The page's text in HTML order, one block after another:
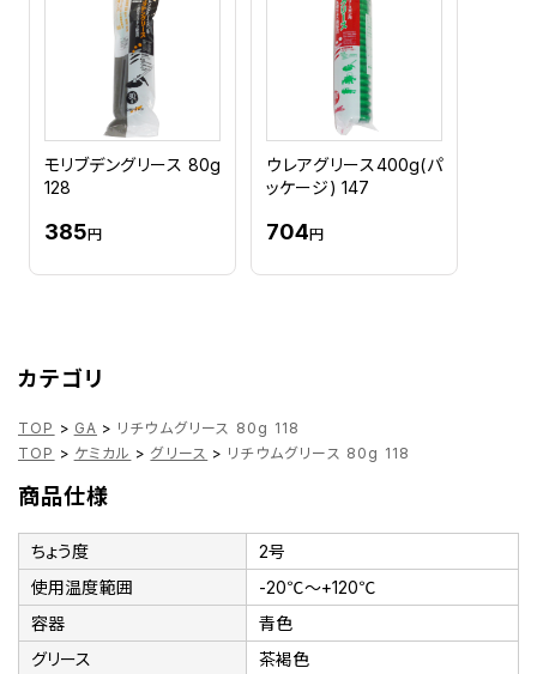
モリブデングリース 80g
128
385円
ウレアグリース400g(パ
ッケージ) 147
704円
カテゴリ
TOP > GA > リチウムグリース 80g 118
TOP > ケミカル > グリース > リチウムグリース 80g 118
商品仕様
ちょう度
2号
使用温度範囲
-20℃～+120℃
容器
青色
グリース
茶褐色